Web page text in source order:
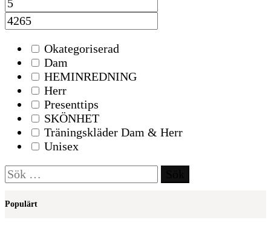
Okategoriserad
Dam
HEMINREDNING
Herr
Presenttips
SKÖNHET
Träningskläder Dam & Herr
Unisex
Sök
efter:
Populärt